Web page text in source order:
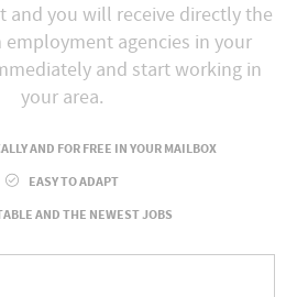
and you will receive directly the
agencies in your
and start working in
your area.
AND FOR FREE IN YOUR MAILBOX
EASY TO ADAPT
AND THE NEWEST JOBS